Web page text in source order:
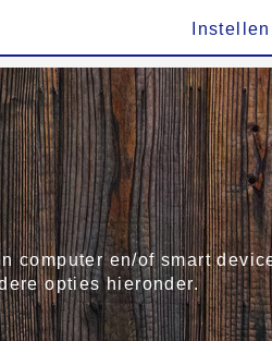
Instellen
computer en/of smart
opties hieronder.